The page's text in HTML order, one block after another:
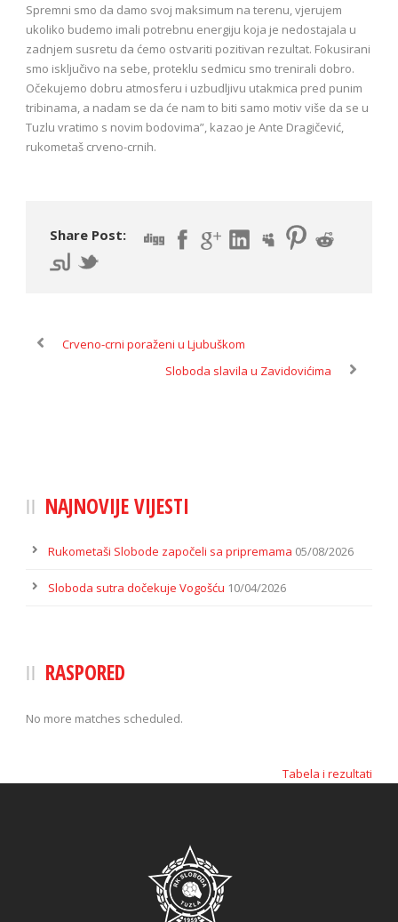
Spremni smo da damo svoj maksimum na terenu, vjerujem
ukoliko budemo imali potrebnu energiju koja je nedostajala u
zadnjem susretu da ćemo ostvariti pozitivan rezultat. Fokusirani
smo isključivo na sebe, proteklu sedmicu smo trenirali dobro.
Očekujemo dobru atmosferu i uzbudljivu utakmica pred punim
tribinama, a nadam se da će nam to biti samo motiv više da se u
Tuzlu vratimo s novim bodovima”, kazao je Ante Dragičević,
rukometaš crveno-crnih.
Share Post:
Crveno-crni poraženi u Ljubuškom
Sloboda slavila u Zavidovićima
NAJNOVIJE VIJESTI
Rukometaši Slobode započeli sa pripremama 05/08/2026
Sloboda sutra dočekuje Vogošću 10/04/2026
RASPORED
No more matches scheduled.
Tabela i rezultati